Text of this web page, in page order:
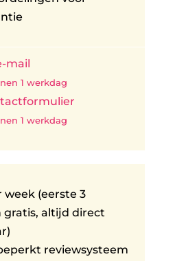
mail
1 werkdag
1 werkdag
week (eerste 3
gratis, altijd direct
reviewsysteem